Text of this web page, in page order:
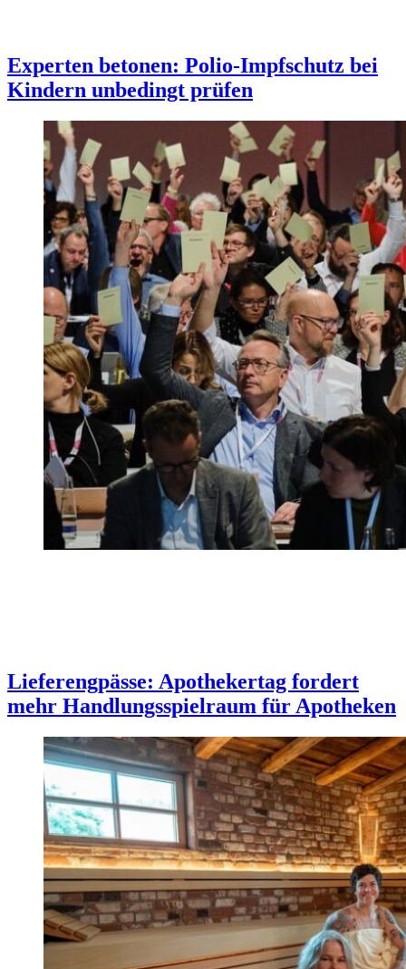
Experten betonen: Polio-Impfschutz bei
Kindern unbedingt prüfen
Lieferengpässe: Apothekertag fordert
mehr Handlungsspielraum für Apotheken